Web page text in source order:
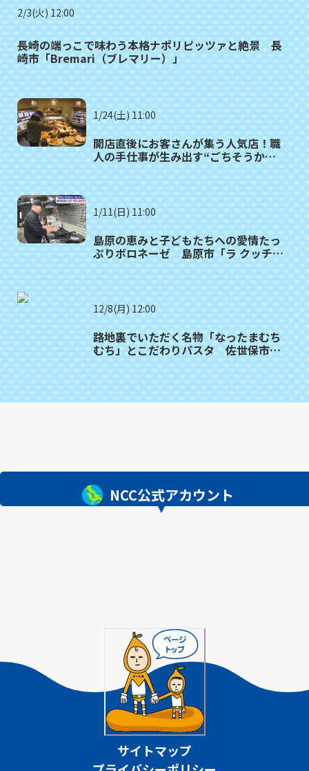
2/3(火) 12:00
長崎の端っこで味わう本格ナポリピッツァと絶景 長
崎市「Bremari（ブレマリー）」
1/24(土) 11:00
開店直後にお客さんが集う人気店！職
人の手仕事が生み出す“ごちそうかん
1/11(日) 11:00
島原の恵みと子どもたちへの愛情たっ
ぷりボロネーゼ 島原市「ラ クッチー
12/8(月) 12:00
路地裏でいただく名物「なったまむち
むち」とこだわりパスタ 佐世保市
NCC公式アカウント
サイトマップ